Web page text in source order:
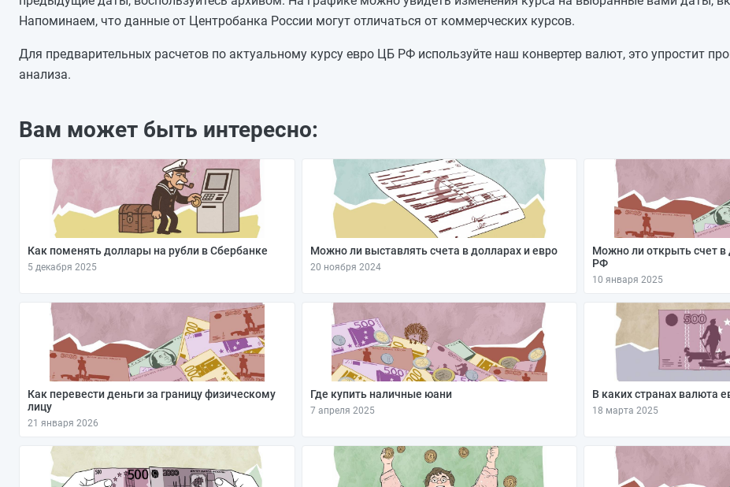
16.01.2026
91,8124
-0,3841
15.01.2026
92,1965
14.01.2026
92,3974
+0,4305
13.01.2026
10.01.2026
09.01.2026
92,0939
—
08.01.2026
92,0939 —
Напоминаем, что данные от Центробанка России могут отличаться от коммерческих курсов.
Для предварительных расчетов по актуальному курсу евро ЦБ РФ используйте наш конвертер валют, это упростит
анализа.
Вам может быть интересно:
Как поменять доллары на рубли в Сбербанке
5 декабря 2025
Можно ли выставлять счета в долларах и евро
20 ноября 2024
Можно ли открыть счет в
РФ
10 января 2025
Как перевести деньги за границу физическому
лицу
21 января 2026
Где купить наличные юани
7 апреля 2025
В каких странах валюта
18 марта 2025